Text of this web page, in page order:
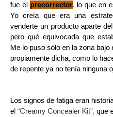
fue el precorrector, lo que en
Yo creía que era una
venderte un producto aparte
pero qué equivocada que
Me lo puso sólo en la zona
propiamente dicha, como lo
de repente ya no tenía ninguna
Los signos de fatiga eran
el “Creamy Concealer Kit”, que